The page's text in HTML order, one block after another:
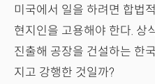
미국에서 일을 하려면 합법
현지인을 고용해야 한다. 상
진출해 공장을 건설하는 한
지고 강행한 것일까?